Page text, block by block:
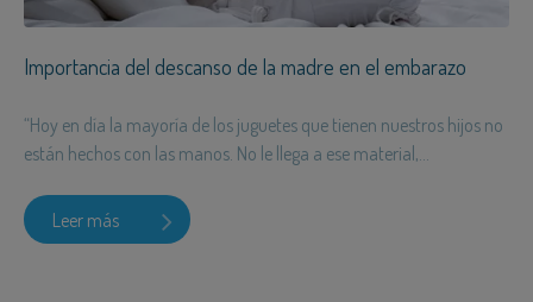
Importancia del descanso de la madre en el embarazo
“Hoy en día la mayoría de los juguetes que tienen nuestros hijos no
están hechos con las manos. No le llega a ese material,...
Leer más